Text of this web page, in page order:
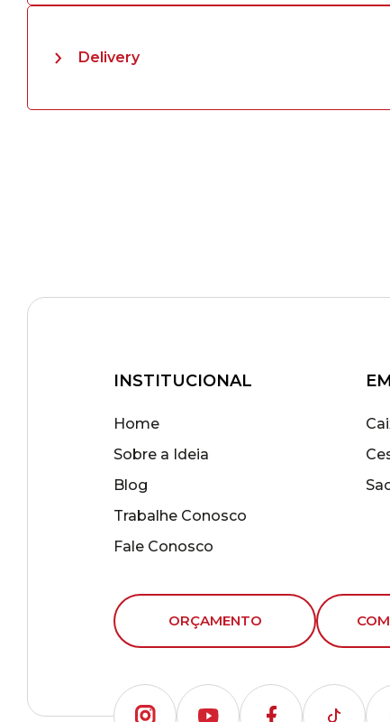
Delivery
INSTITUCIONAL
Home
Sobre a Ideia
Blog
Trabalhe Conosco
Fale Conosco
ORÇAMENTO